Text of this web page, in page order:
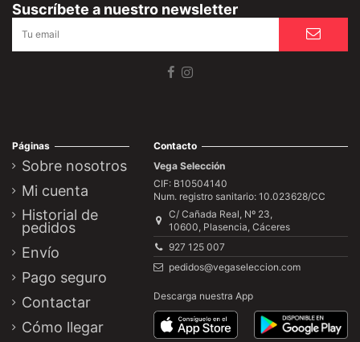
Suscríbete a nuestro newsletter
Páginas
Sobre nosotros
Mi cuenta
Historial de
pedidos
Envío
Pago seguro
Contactar
Cómo llegar
Contacto
Vega Selección
CIF: B10504140
Num. registro sanitario: 10.023628/CC
C/ Cañada Real, Nº 23,
10600, Plasencia, Cáceres
927 125 007
pedidos@vegaseleccion.com
Descarga nuestra App